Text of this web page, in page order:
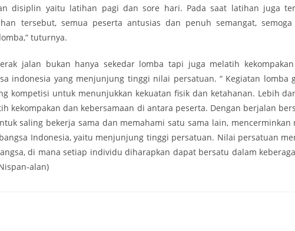
disiplin yaitu latihan pagi dan sore hari. Pada saat latihan juga
tersebut, semua peserta antusias dan penuh semangat, semoga
tuturnya.
jalan bukan hanya sekedar lomba tapi juga melatih
indonesia yang menjunjung tinggi nilai persatuan. “ Kegiatan lomba
kompetisi untuk menunjukkan kekuatan fisik dan ketahanan. Lebih
kekompakan dan kebersamaan di antara peserta. Dengan berjalan
saling bekerja sama dan memahami satu sama lain, mencerminkan
Indonesia, yaitu menjunjung tinggi persatuan. Nilai persatuan
di mana setiap individu diharapkan dapat bersatu dalam
alan)